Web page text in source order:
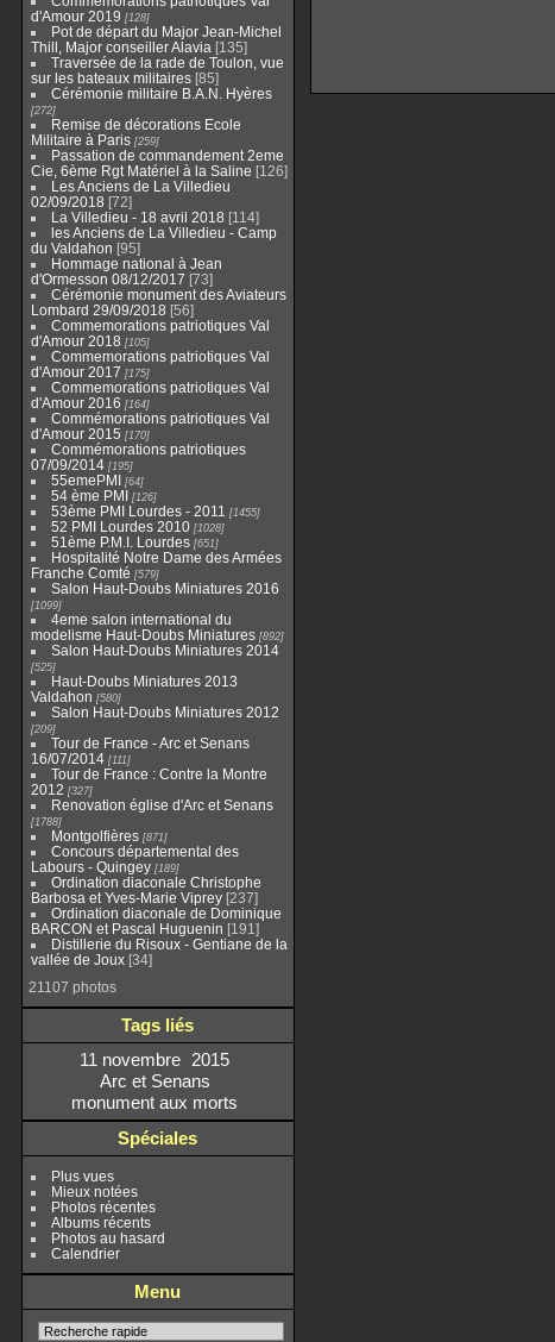
d'Amour 2019
128
Pot de départ du Major Jean-Michel
Thill, Major conseiller Alavia 135
Traversée de la rade de Toulon, vue
sur les bateaux militaires 85
Cérémonie militaire B.A.N. Hyères
272
Remise de décorations Ecole
Militaire à Paris 259
Passation de commandement 2eme
Cie, 6ème Rgt Matériel à la Saline 126
Les Anciens de La Villedieu
02/09/2018 72
La Villedieu - 18 avril 2018 114
les Anciens de La Villedieu - Camp
du Valdahon 95
Hommage national à Jean
d'Ormesson 08/12/2017 73
Cérémonie monument des Aviateurs
Lombard 29/09/2018 56
Commemorations patriotiques Val
d'Amour 2018
105
Commemorations patriotiques Val
d'Amour 2017
175
Commemorations patriotiques Val
d'Amour 2016
164
Commémorations patriotiques Val
d'Amour 2015
170
Commémorations patriotiques
07/09/2014 195
55emePMI 64
54 ème PMI 126
53ème PMI Lourdes - 2011 1455
52 PMI Lourdes 2010 1028
51ème P.M.I. Lourdes 651
Hospitalité Notre Dame des Armées
Franche Comté
579
Salon Haut-Doubs Miniatures 2016
1099
4eme salon international du
modelisme Haut-Doubs Miniatures 892
Salon Haut-Doubs Miniatures 2014
525
Haut-Doubs Miniatures 2013
Valdahon
580
Salon Haut-Doubs Miniatures 2012
209
Tour de France - Arc et Senans
16/07/2014 111
Tour de France : Contre la Montre
2012
327
Renovation église d'Arc et Senans
1788
Montgolfières 871
Concours départemental des
Labours - Quingey 189
Ordination diaconale Christophe
Barbosa et Yves-Marie Viprey 237
Ordination diaconale de Dominique
BARCON et Pascal Huguenin 191
Distillerie du Risoux - Gentiane de la
vallée de Joux 34
21107 photos
Tags liés
11 novembre 2015
Arc et Senans
monument aux morts
Spéciales
Plus vues
Mieux notées
Photos récentes
Albums récents
Photos au hasard
Calendrier
Menu